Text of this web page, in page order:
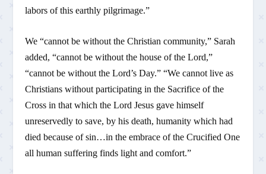
labors of this earthly pilgrimage.”
We “cannot be without the Christian community,” Sarah
added, “cannot be without the house of the Lord,”
“cannot be without the Lord’s Day.” “We cannot live as
Christians without participating in the Sacrifice of the
Cross in that which the Lord Jesus gave himself
unreservedly to save, by his death, humanity which had
died because of sin…in the embrace of the Crucified One
all human suffering finds light and comfort.”